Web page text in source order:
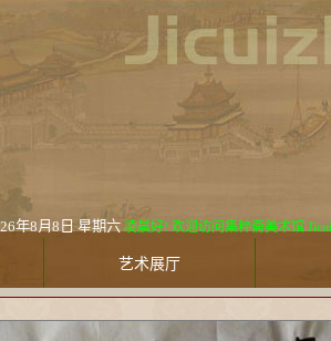
2026年8月8日 星期六 凌晨好! 欢迎访问集粹斋美术馆
艺术展厅